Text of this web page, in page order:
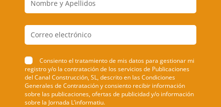
Consiento el tratamiento de mis datos para gestionar mi
registro y/o la contratación de los servicios de Publicaciones
del Canal Construcción, SL, descrito en las Condiciones
Generales de Contratación y consiento recibir información
sobre las publicaciones, ofertas de publicidad y/o información
sobre la Jornada L’informatiu.